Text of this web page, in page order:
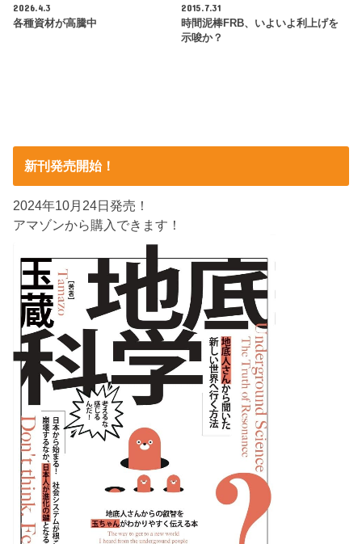
2026.4.3
各種資材が高騰中
2015.7.31
時間泥棒FRB、いよいよ利上げを
示唆か？
新刊発売開始！
2024年10月24日発売！
アマゾンから購入できます！